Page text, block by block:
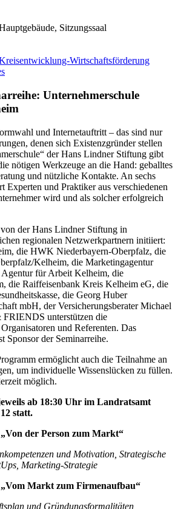
Sitzungssaal
Wirtschaftsförderung
Unternehmerschule
und Internetauftritt – das sind nur
denen sich Existenzgründer stellen
der Hans Lindner Stiftung gibt
nötigen Werkzeuge an die Hand: geballtes
und nützliche Kontakte. An sechs
Experten und Praktiker aus verschiedenen
wird und als solcher erfolgreich
der Hans Lindner Stiftung in
regionalen Netzwerkpartnern initiiert:
die HWK Niederbayern-Oberpfalz, die
Kelheim, die Marketingagentur
für Arbeit Kelheim, die
die Raiffeisenbank Kreis Kelheim eG, die
die Georg Huber
mbH, der Versicherungsberater Michael
FRIENDS unterstützen die
und Referenten. Das
Sponsor der Seminarreihe.
ermöglicht auch die Teilnahme an
um individuelle Wissenslücken zu füllen.
möglich.
ab 18:30 Uhr im Landratsamt
statt.
der Person zum Markt“
und Motivation, Strategische
Marketing-Strategie
Markt zum Firmenaufbau“
und Gründungsformalitäten